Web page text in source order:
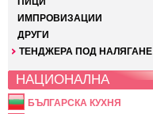
ИМПРОВИЗАЦИИ
ДРУГИ
ТЕНДЖЕРА ПОД НАЛЯГАНЕ
НАЦИОНАЛНА
БЪЛГАРСКА КУХНЯ